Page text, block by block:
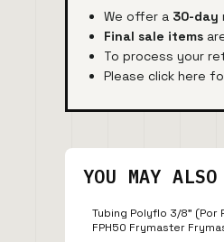
We offer a 30-day
Final sale items
To process your
Please click here
YOU MAY
Tubing Polyflo 3/8" (Por
FPH50 Frymaster